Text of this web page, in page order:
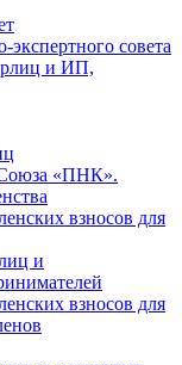
совета
и ИП,
«ПНК».
взносов для
и
взносов для